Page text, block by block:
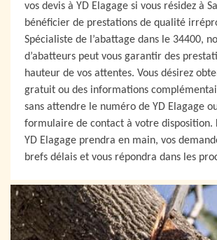
vos devis à YD Elagage si vous résidez à
bénéficier de prestations de qualité
Spécialiste de l’abattage dans le 34400,
d’abatteurs peut vous garantir des
hauteur de vos attentes. Vous désirez
gratuit ou des informations
sans attendre le numéro de YD Elagage
formulaire de contact à votre disposition.
YD Elagage prendra en main, vos
brefs délais et vous répondra dans les